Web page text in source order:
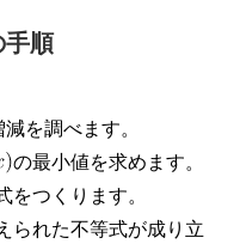
手順
を調べます。
の最小値を求めます。
をつくります。
られた不等式が成り立